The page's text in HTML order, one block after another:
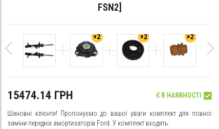
FSN2]
×2 ×2 ×2
15474.14 ГРН Є В НАЯВНОСТІ
Шановні клієнти! Пропонуємо до вашої уваги комплект для повної
заміни передніх амортизаторів Ford. У комплект входять: